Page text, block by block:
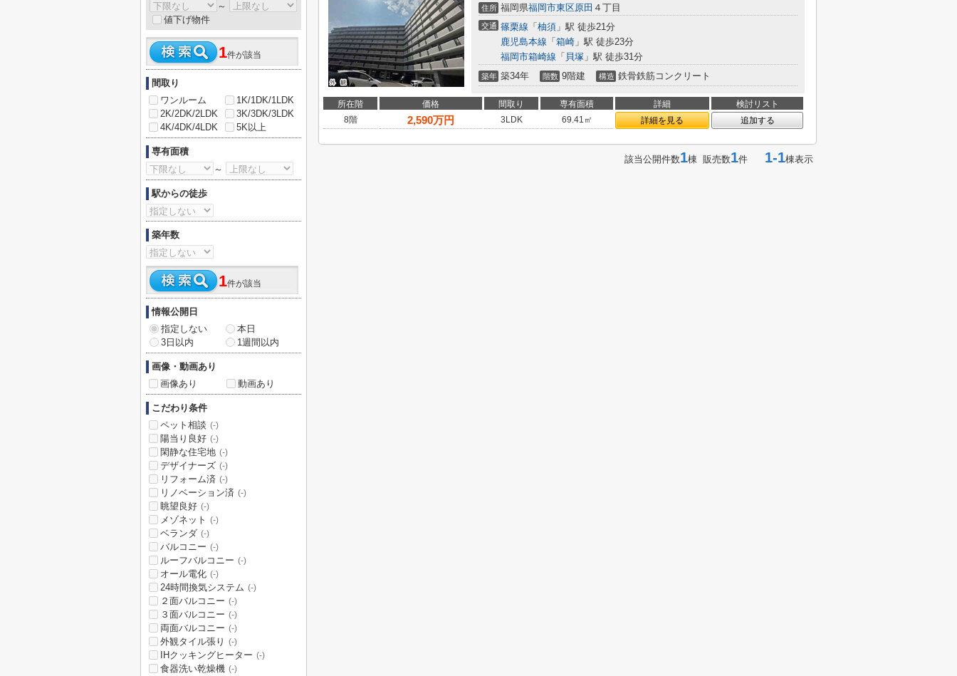
住所 福岡県福岡市東区原田 ４丁目
交通 篠栗線 「 柚須 」駅 徒歩21分
鹿児島本線 「 箱崎 」駅 徒歩23分
福岡市箱崎線 「 貝塚 」駅 徒歩31分
築年 築34年 階数 9階建 構造 鉄骨鉄筋コンクリート
所在階 価格 間取り 専有面積 詳細
検討リスト
8階
2,590万円 3LDK 69.41㎡ 詳細を見る 追加する
該当公開件数1棟 販売数1件 1-1棟表示
～
値下げ物件
1件が該当
間取り
ワンルーム
1K/1DK/1LDK
2K/2DK/2LDK
3K/3DK/3LDK
4K/4DK/4LDK
5K以上
専有面積
～
駅からの徒歩
築年数
1件が該当
情報公開日
指定しない
本日
3日以内
1週間以内
画像・動画あり
画像あり
動画あり
こだわり条件
ペット相談 (-)
陽当り良好 (-)
閑静な住宅地 (-)
デザイナーズ (-)
リフォーム済 (-)
リノベーション済 (-)
眺望良好 (-)
メゾネット (-)
ベランダ (-)
バルコニー (-)
ルーフバルコニー (-)
オール電化 (-)
24時間換気システム (-)
２面バルコニー (-)
３面バルコニー (-)
両面バルコニー (-)
外観タイル張り (-)
IHクッキングヒーター (-)
食器洗い乾燥機 (-)